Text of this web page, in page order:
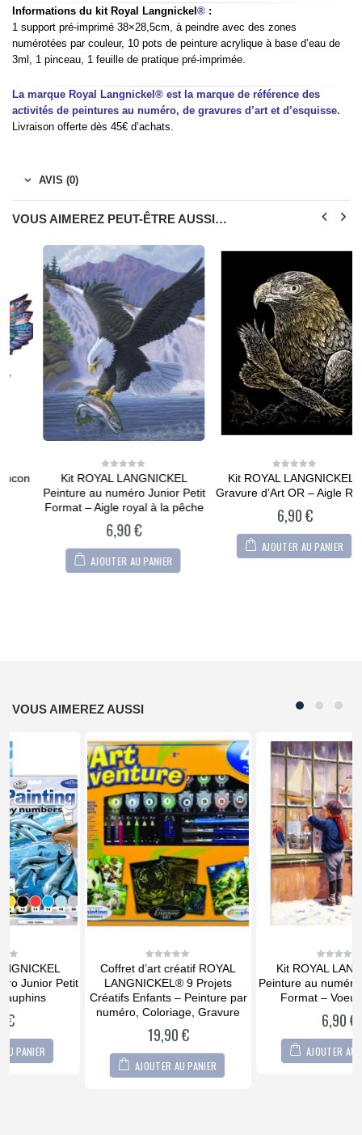
Informations du kit Royal Langnickel ® :
1 support pré-imprimé 38×28,5cm, à peindre avec des zones
numérotées par couleur, 10 pots de peinture acrylique à base d’eau de
3ml, 1 pinceau, 1 feuille de pratique pré-imprimée.
La marque Royal Langnickel® est la marque de référence des
activités de peintures au numéro, de gravures d’art et d’esquisse.
Livraison offerte dès 45€ d’achats.
AVIS (0)
VOUS AIMEREZ PEUT-ÊTRE AUSSI…
0
of
5
Kit ROYAL LANGNICKEL
Peinture au numéro Junior Petit
Format – Aigle royal à la pêche
€
AJOUTER AU PANIER
0
of
Kit ROYAL LANGNICKEL®
Gravure d’Art OR – Aigle Royal
€
AJOUTER AU PANIER
VOUS AIMEREZ AUSSI
of
Coffret d’art créatif ROYAL
LANGNICKEL® 9 Projets
Créatifs Enfants – Peinture par
numéro, Coloriage, Gravure
AJOUTER AU PANIER
5
Kit ROYAL LANGNICKEL
Peinture au numéro Junior Petit
Format – Voeu de Noël
AJOUTER AU PANIER